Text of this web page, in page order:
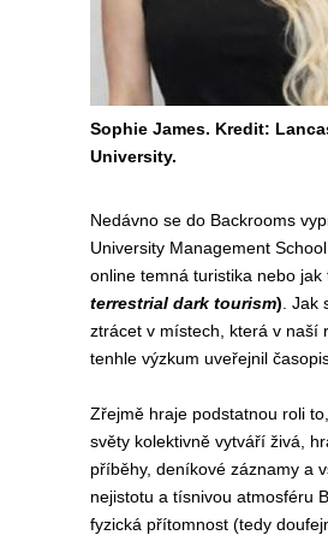
Sophie James. Kredit:
University.
Nedávno se do Backrooms
University Management
online temná turistika nebo jak
terrestrial dark tourism) .
ztrácet v místech, která v naší
tenhle výzkum uveřejnil
Zřejmě hraje podstatnou roli
světy kolektivně vytváří živá,
příběhy, deníkové záznamy a
nejistotu a tísnivou atmosféru
fyzická přítomnost (tedy